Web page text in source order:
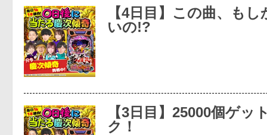
【4日目】この曲、も
いの!?
【3日目】25000個ゲッ
ク！